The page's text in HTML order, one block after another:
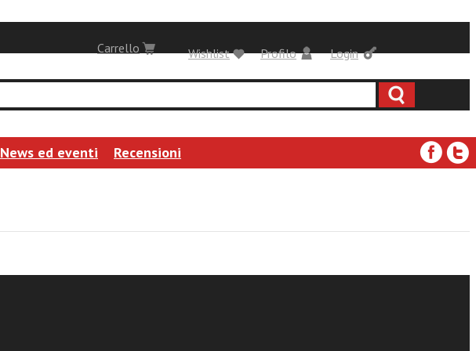
Login
Carrello Profilo
Wishlist
News ed eventi Recensioni